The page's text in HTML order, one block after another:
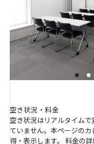
空き状況・料金
空き状況はリアルタイム
ていません。本ページの
得・表示します。 料金の